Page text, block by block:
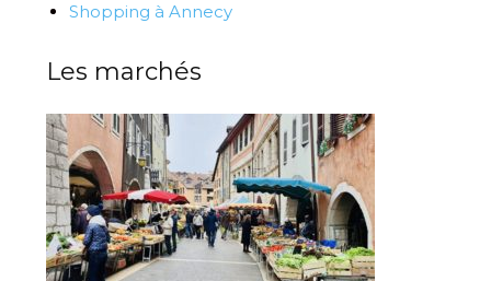
Shopping à Annecy
Les marchés